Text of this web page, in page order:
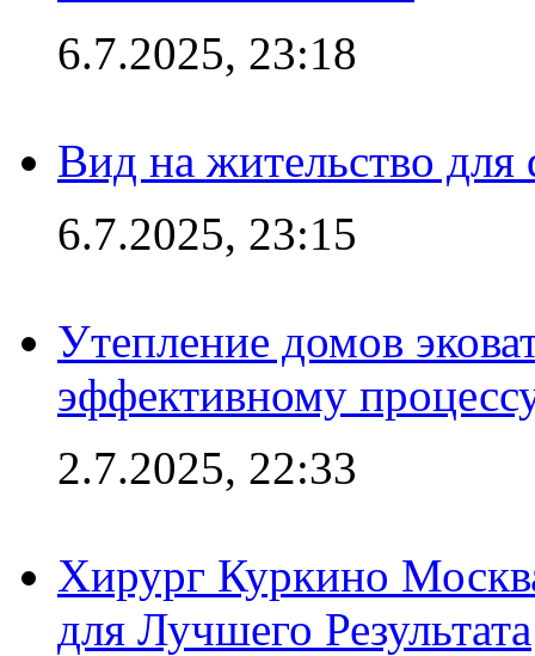
6.7.2025, 23:18
Вид на жительство
6.7.2025, 23:15
Утепление домов
эффективному
2.7.2025, 22:33
Хирург Куркино
для Лучшего Результата